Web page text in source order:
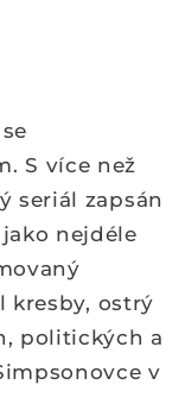
S více než
seriál zapsán
nejdéle
kresby, ostrý
politických a
v